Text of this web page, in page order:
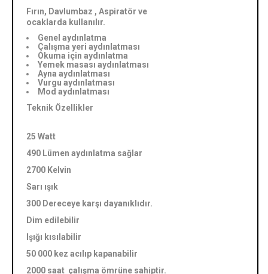
Fırın, Davlumbaz , Aspiratör ve
ocaklarda kullanılır.
Genel aydınlatma
Çalışma yeri aydınlatması
Okuma için aydınlatma
Yemek masası aydınlatması
Ayna aydınlatması
Vurgu aydınlatması
Mod aydınlatması
Teknik Özellikler
25 Watt
490 Lümen aydınlatma sağlar
2700 Kelvin
Sarı ışık
300 Dereceye karşı dayanıklıdır.
Dim edilebilir
Işığı kısılabilir
50 000 kez acılıp kapanabilir
2000 saat çalışma ömrüne sahiptir.